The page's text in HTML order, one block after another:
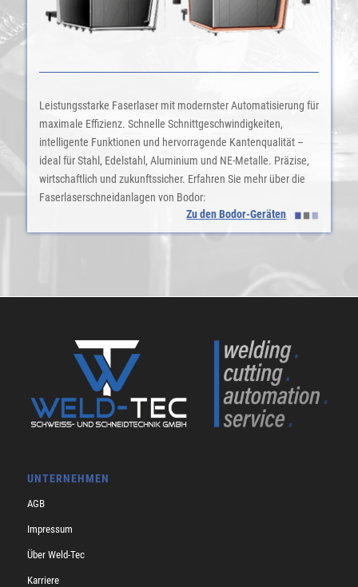
Leistungsstarke Faserlaser mit modernster Automatisierung für
maximale Effizienz. Schnelle Schnittgeschwindigkeiten,
intelligente Funktionen und hervorragende Kantenqualität –
ideal für Stahl, Edelstahl, Aluminium und NE-Metalle. Präzise,
wirtschaftlich und zukunftssicher. Erfahren Sie mehr über die
Faserlaserschneidanlagen von Bodor:
Zu den Bodor-Geräten
UNTERNEHMEN
AGB
Impressum
Über Weld-Tec
Karriere